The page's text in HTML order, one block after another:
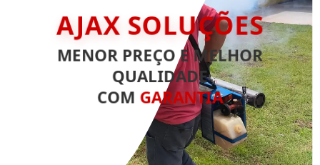
AJAX SOLUÇÕES
MENOR PREÇO E MELHOR
QUALIDADE
COM GARANTIA